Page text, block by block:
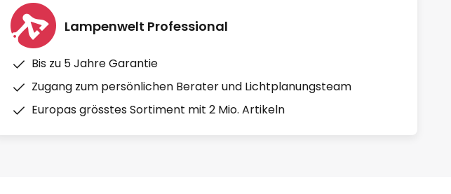
Lampenwelt Professional
Bis zu 5 Jahre Garantie
Zugang zum persönlichen Berater und Lichtplanungsteam
Europas grösstes Sortiment mit 2 Mio. Artikeln